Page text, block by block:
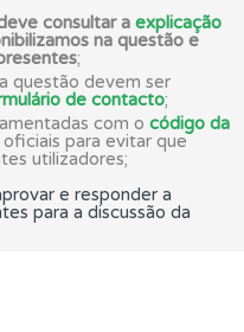
consultar a explicação
na questão e
;
questão devem ser
de contacto;
com o código da
para evitar que
utilizadores;
e responder a
para a discussão da